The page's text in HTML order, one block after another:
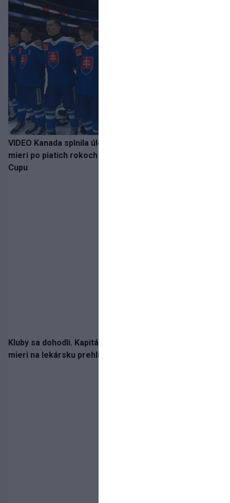
VIDEO Kanada splnila úlohu! Slovenská osemnástka
mieri po piatich rokoch do semifinále Hlinka Gretzky
Cupu
Kluby sa dohodli. Kapitán Sparty Praha Lukáš Haraslín
mieri na lekársku prehliadku